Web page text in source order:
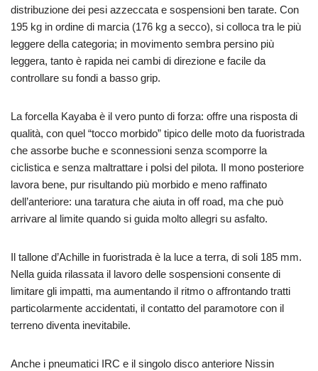
distribuzione dei pesi azzeccata e sospensioni ben tarate. Con
195 kg in ordine di marcia (176 kg a secco), si colloca tra le più
leggere della categoria; in movimento sembra persino più
leggera, tanto è rapida nei cambi di direzione e facile da
controllare su fondi a basso grip.
La forcella Kayaba è il vero punto di forza: offre una risposta di
qualità, con quel “tocco morbido” tipico delle moto da fuoristrada
che assorbe buche e sconnessioni senza scomporre la
ciclistica e senza maltrattare i polsi del pilota. Il mono posteriore
lavora bene, pur risultando più morbido e meno raffinato
dell’anteriore: una taratura che aiuta in off road, ma che può
arrivare al limite quando si guida molto allegri su asfalto.
Il tallone d’Achille in fuoristrada è la luce a terra, di soli 185 mm.
Nella guida rilassata il lavoro delle sospensioni consente di
limitare gli impatti, ma aumentando il ritmo o affrontando tratti
particolarmente accidentati, il contatto del paramotore con il
terreno diventa inevitabile.
Anche i pneumatici IRC e il singolo disco anteriore Nissin